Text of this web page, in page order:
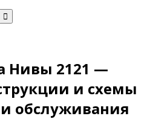
Нивы 2121 —
и схемы
обслуживания